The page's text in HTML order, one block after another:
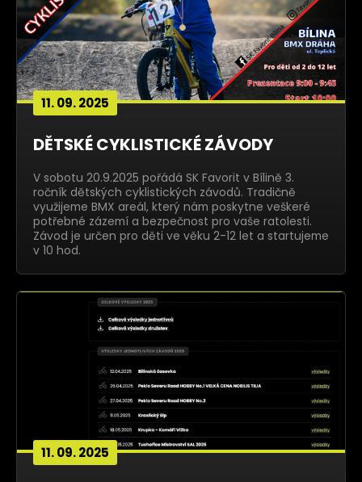
11. 09. 2025
DĚTSKÉ CYKLISTICKÉ ZÁVODY
V sobotu 20.9.2025 pořádá SK Favorit v Bílině 3.
ročník dětských cyklistických závodů. Tradičně
využijeme BMX areál, který nám poskytne veškeré
potřebné zázemí a bezpečnost pro vaše ratolesti.
Závod je určen pro děti ve věku 2-12 let a startujeme
v 10 hod.
11. 09. 2025